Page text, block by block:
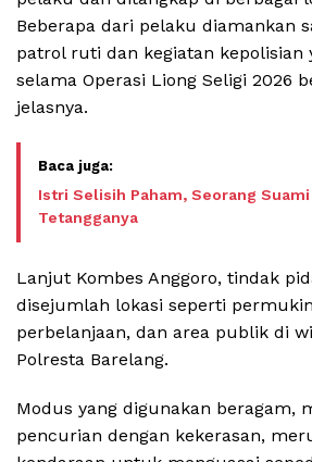
Beberapa dari pelaku diamankan
patrol ruti dan kegiatan kepolisian
selama Operasi Liong Seligi 2026
jelasnya.
Istri Selisih Paham, Seorang
Tetangganya
Lanjut Kombes Anggoro, tindak
disejumlah lokasi seperti
perbelanjaan, dan area publik di
Polresta Barelang.
Modus yang digunakan beragam,
pencurian dengan kekerasan,